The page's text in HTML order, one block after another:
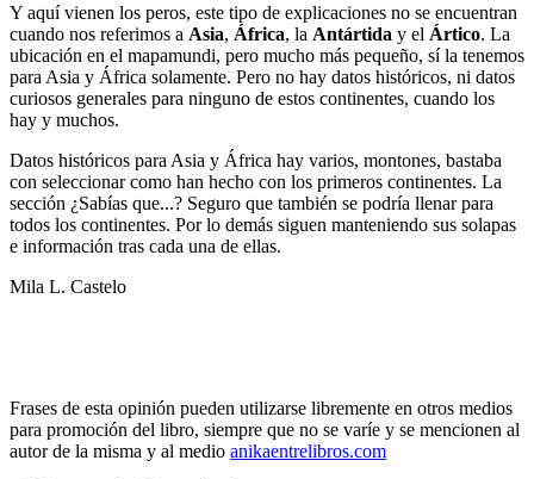
Y aquí vienen los peros, este tipo de explicaciones no se encuentran
cuando nos referimos a Asia, África, la Antártida y el Ártico. La
ubicación en el mapamundi, pero mucho más pequeño, sí la tenemos
para Asia y África solamente. Pero no hay datos históricos, ni datos
curiosos generales para ninguno de estos continentes, cuando los
hay y muchos.
Datos históricos para Asia y África hay varios, montones, bastaba
con seleccionar como han hecho con los primeros continentes. La
sección ¿Sabías que...? Seguro que también se podría llenar para
todos los continentes. Por lo demás siguen manteniendo sus solapas
e información tras cada una de ellas.
Mila L. Castelo
Frases de esta opinión pueden utilizarse libremente en otros medios
para promoción del libro, siempre que no se varíe y se mencionen al
autor de la misma y al medio anikaentrelibros.com